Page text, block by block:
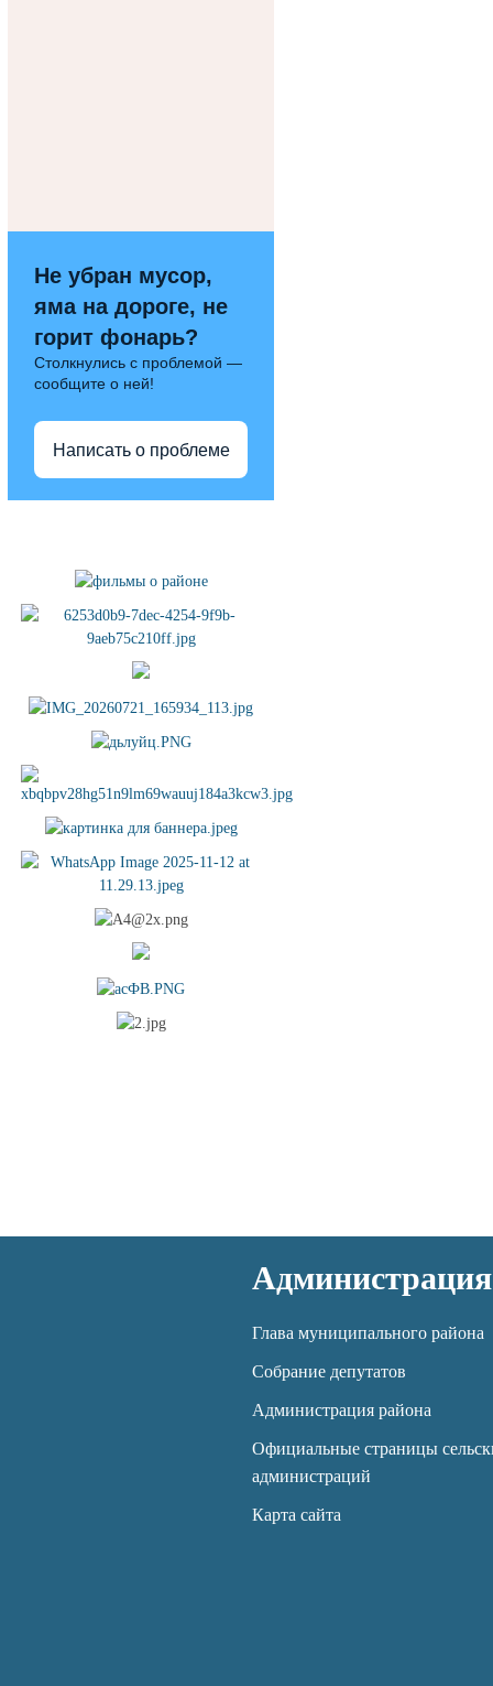
Не убран мусор,
яма на дороге, не
горит фонарь?
Столкнулись с проблемой —
сообщите о ней!
Написать о проблеме
Администрация
Глава муниципального района
Собрание депутатов
Администрация района
Официальные страницы
администраций
Карта сайта